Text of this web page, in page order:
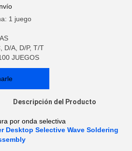
1 juego
D/A, D/P, T/T
JUEGOS
Descripción del Producto
por onda selectiva
Desktop Selective Wave Soldering